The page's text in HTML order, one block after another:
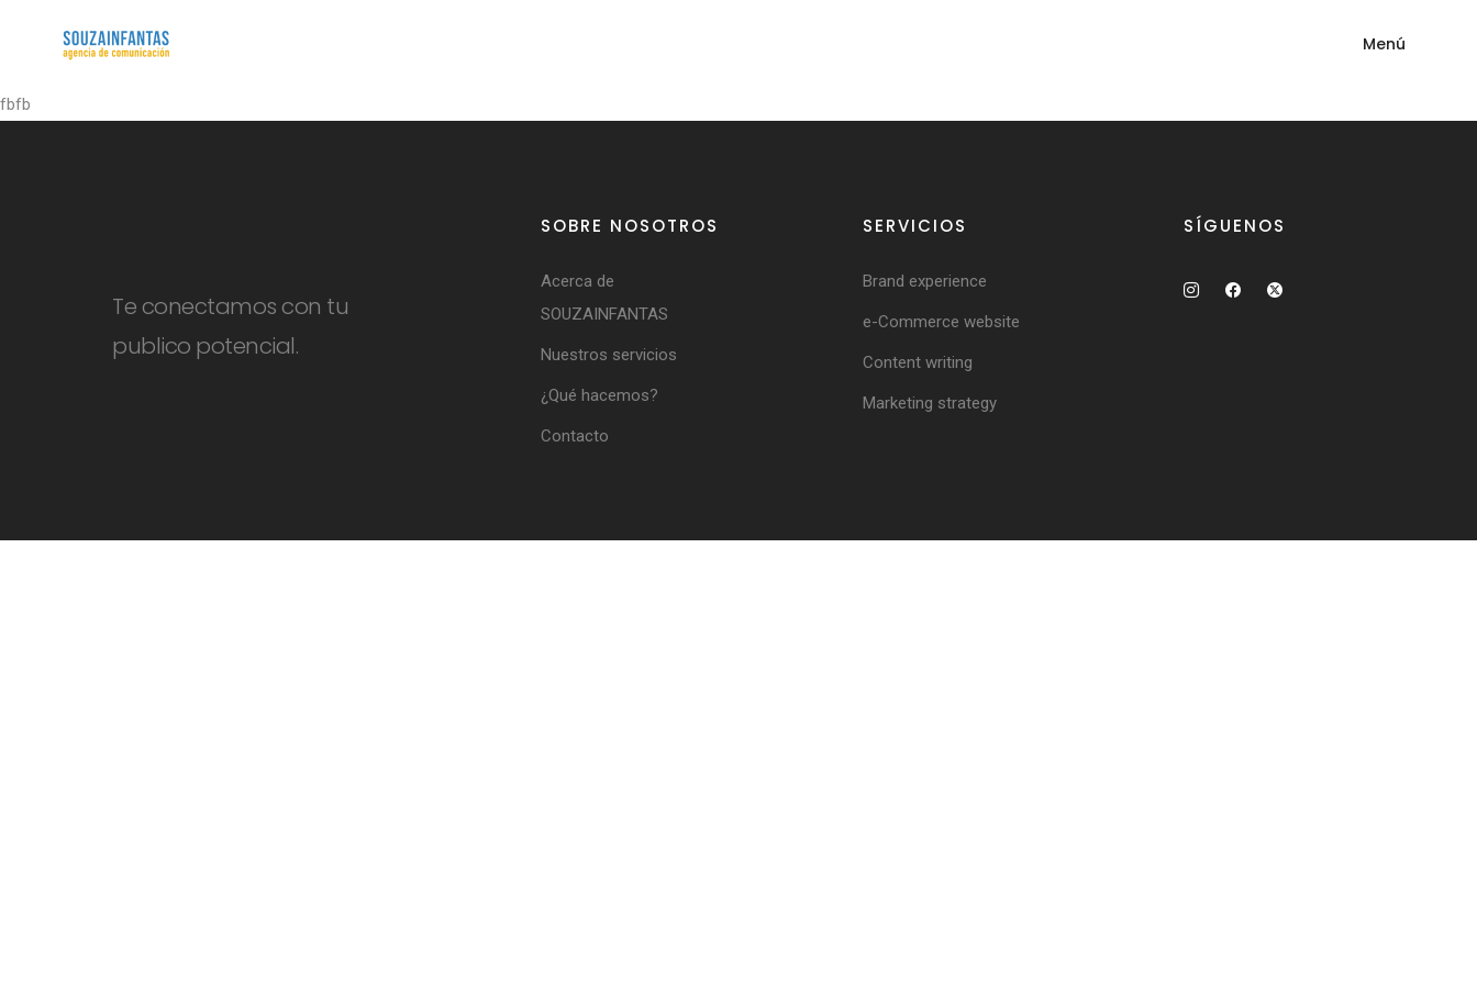
Menú
fbfb
Te conectamos con tu
publico potencial.
SOBRE NOSOTROS
Acerca de
SOUZAINFANTAS
Nuestros servicios
¿Qué hacemos?
Contacto
SERVICIOS
Brand experience
e-Commerce website
Content writing
Marketing strategy
SÍGUENOS